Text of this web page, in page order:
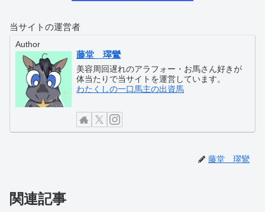
当サイトの運営者
Author
藤堂 璻鸞
美容周回遅れのアラフォー・お馬さん好きが
体当たりで当サイトを運営しています。
わたくしの一口馬主の出資馬
藤堂 璻鸞
関連記事